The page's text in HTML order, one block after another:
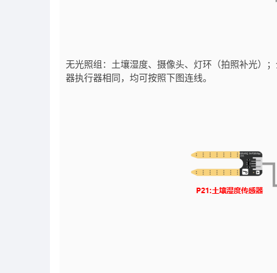
无光照组：土壤湿度、摄像头、灯环（拍照补光）
器执行器相同，均可按照下图连线。